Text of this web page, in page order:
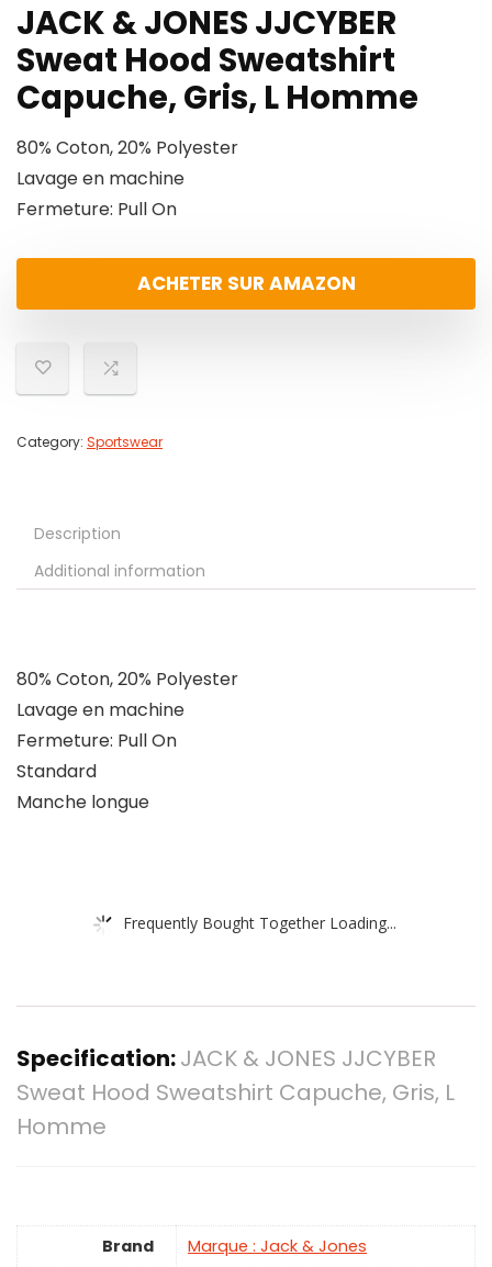
JACK & JONES JJCYBER
Sweat Hood Sweatshirt
Capuche, Gris, L Homme
80% Coton, 20% Polyester
Lavage en machine
Fermeture: Pull On
ACHETER SUR AMAZON
Category: Sportswear
Description
Additional information
80% Coton, 20% Polyester
Lavage en machine
Fermeture: Pull On
Standard
Manche longue
Frequently Bought Together Loading...
Specification:JACK & JONES JJCYBER
Sweat Hood Sweatshirt Capuche, Gris, L
Homme
Brand Marque : Jack & Jones